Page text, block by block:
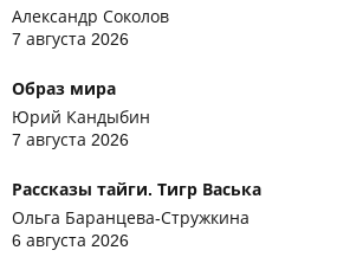
Александр Соколов
7 августа 2026
Образ мира
Юрий Кандыбин
7 августа 2026
Рассказы тайги. Тигр Васька
Ольга Баранцева-Стружкина
6 августа 2026